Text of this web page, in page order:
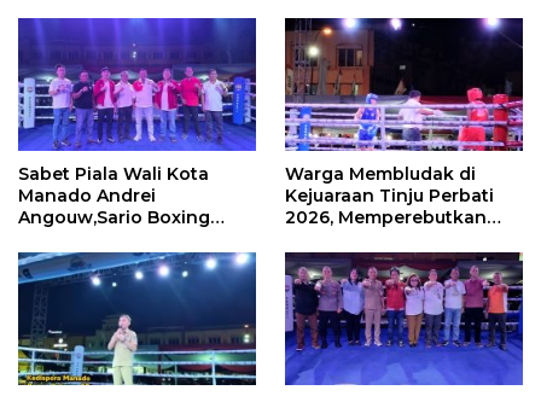
Sabet Piala Wali Kota
Manado Andrei
Angouw,Sario Boxing
Perbati 2026
Warga Membludak di
Kejuaraan Tinju Perbati
2026, Memperebutkan